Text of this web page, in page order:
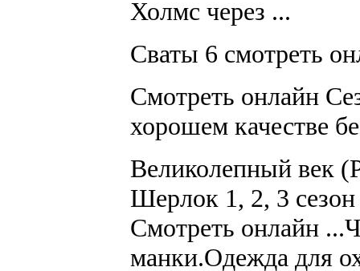
Холмс через ...
Сваты 6 смотреть
Смотреть онлайн
хорошем качестве
Великолепный век
Шерлок 1, 2, 3
Смотреть онлайн
манки.Одежда для